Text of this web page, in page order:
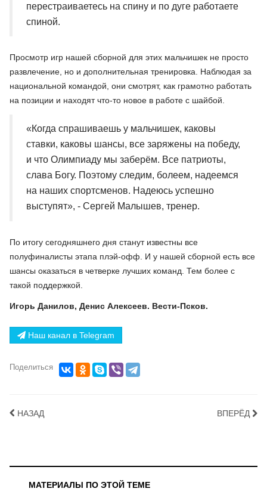
перестраиваетесь на спину и по дуге работаете
спиной.
Просмотр игр нашей сборной для этих мальчишек не просто
развлечение, но и дополнительная тренировка. Наблюдая за
национальной командой, они смотрят, как грамотно работать
на позиции и находят что-то новое в работе с шайбой.
«Когда спрашиваешь у мальчишек, каковы
ставки, каковы шансы, все заряжены на победу,
и что Олимпиаду мы заберём. Все патриоты,
слава Богу. Поэтому следим, болеем, надеемся
на наших спортсменов. Надеюсь успешно
выступят», - Сергей Малышев, тренер.
По итогу сегодняшнего дня станут известны все
полуфиналисты этапа плэй-офф. И у нашей сборной есть все
шансы оказаться в четверке лучших команд. Тем более с
такой поддержкой.
Игорь Данилов, Денис Алексеев. Вести-Псков.
Наш канал в Telegram
Поделиться
НАЗАД ВПЕРЁД
МАТЕРИАЛЫ ПО ЭТОЙ ТЕМЕ